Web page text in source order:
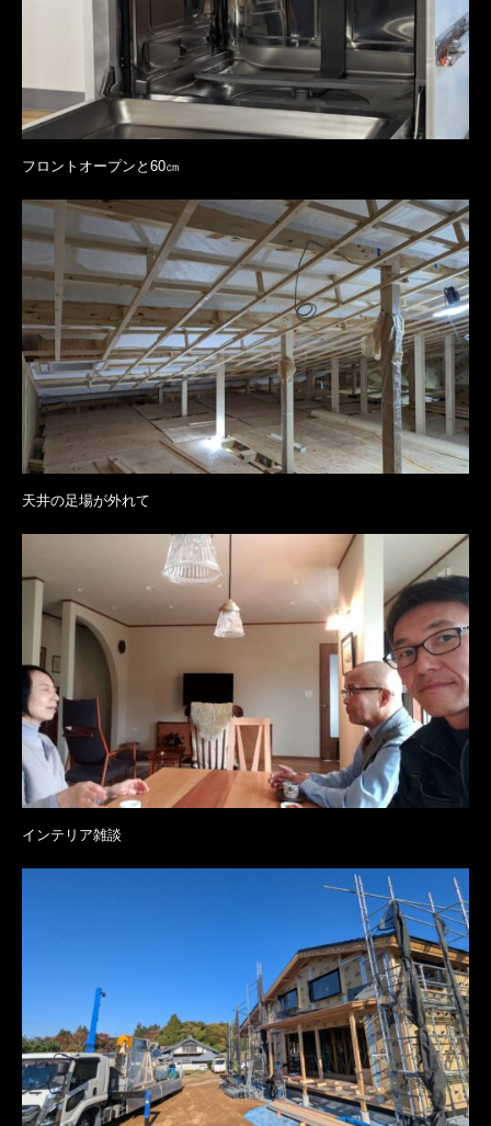
フロントオープンと60㎝
天井の足場が外れて
インテリア雑談